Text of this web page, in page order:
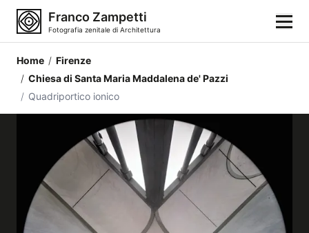
Franco Zampetti
Fotografia zenitale di Architettura
Home
Fotografie
Categorie di edifici
Luoghi
Città
Home / Firenze
/ Chiesa di Santa Maria Maddalena de' Pazzi
/ Quadriportico ionico